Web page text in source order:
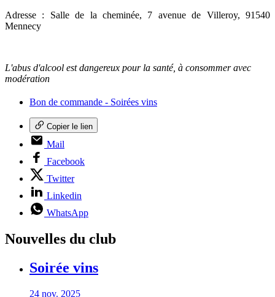
Adresse : Salle de la cheminée, 7 avenue de Villeroy, 91540
Mennecy
L'abus d'alcool est dangereux pour la santé, à consommer avec
modération
Bon de commande - Soirées vins
Copier le lien
Mail
Facebook
Twitter
Linkedin
WhatsApp
Nouvelles du club
Soirée vins
24 nov. 2025